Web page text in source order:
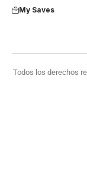
My Saves
Todos los derechos